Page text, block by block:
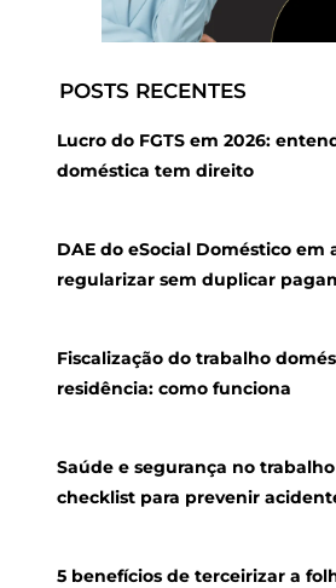
POSTS RECENTES
Lucro do FGTS em 2026:
doméstica tem direito
DAE do eSocial Doméstico em
regularizar sem duplicar
Fiscalização do trabalho
residência: como funciona
Saúde e segurança no
checklist para prevenir
5 benefícios de terceirizar a